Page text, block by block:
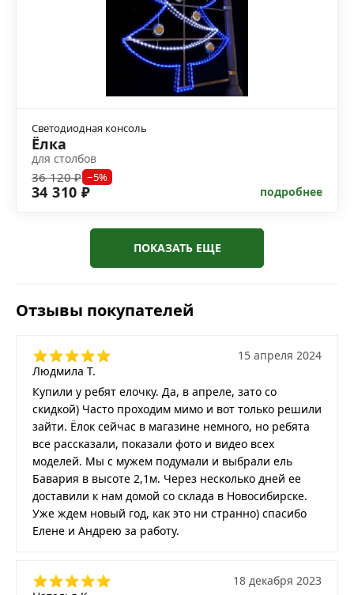
Светодиодная консоль
Ёлка
для столбов
36 120 ₽ −5%
34 310 ₽ подробнее
ПОКАЗАТЬ ЕЩЕ
Отзывы покупателей
Людмила Т.
15 апреля 2024
Купили у ребят елочку. Да, в апреле, зато со
скидкой) Часто проходим мимо и вот только решили
зайти. Ёлок сейчас в магазине немного, но ребята
все рассказали, показали фото и видео всех
моделей. Мы с мужем подумали и выбрали ель
Бавария в высоте 2,1м. Через несколько дней ее
доставили к нам домой со склада в Новосибирске.
Уже ждем новый год, как это ни странно) спасибо
Елене и Андрею за работу.
18 декабря 2023